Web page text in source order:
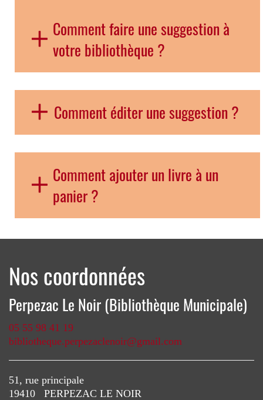
Comment faire une suggestion à
votre bibliothèque ?
Comment éditer une suggestion ?
Comment ajouter un livre à un
panier ?
Nos coordonnées
Perpezac Le Noir (Bibliothèque Municipale)
05 55 98 41 19
bibliotheque.perpezaclenoir@gmail.com
51, rue principale
19410 PERPEZAC LE NOIR